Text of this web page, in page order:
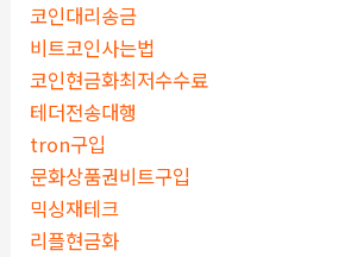
코인대리송금
비트코인사는법
코인현금화최저수수료
테더전송대행
tron구입
문화상품권비트구입
믹싱재테크
리플현금화